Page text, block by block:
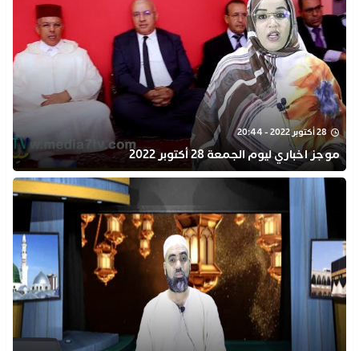
28 أكتوبر 2022 - 20:44
موجز اخباري ليوم الجمعة 28 أكتوبر 2022